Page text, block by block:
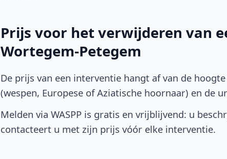
Prijs voor het verwijderen van
Wortegem-Petegem
De prijs van een interventie hangt af van de
(wespen, Europese of Aziatische hoornaar) en de
Melden via WASPP is gratis en vrijblijvend: u
contacteert u met zijn prijs vóór elke interventie.